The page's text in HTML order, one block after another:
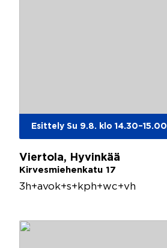
Esittely Su 9.8. klo 14.30–15.00
Viertola, Hyvinkää
Kirvesmiehenkatu 17
3h+avok+s+kph+wc+vh